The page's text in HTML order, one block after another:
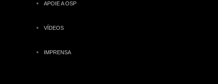
APOIE A OSP
VÍDEOS
IMPRENSA